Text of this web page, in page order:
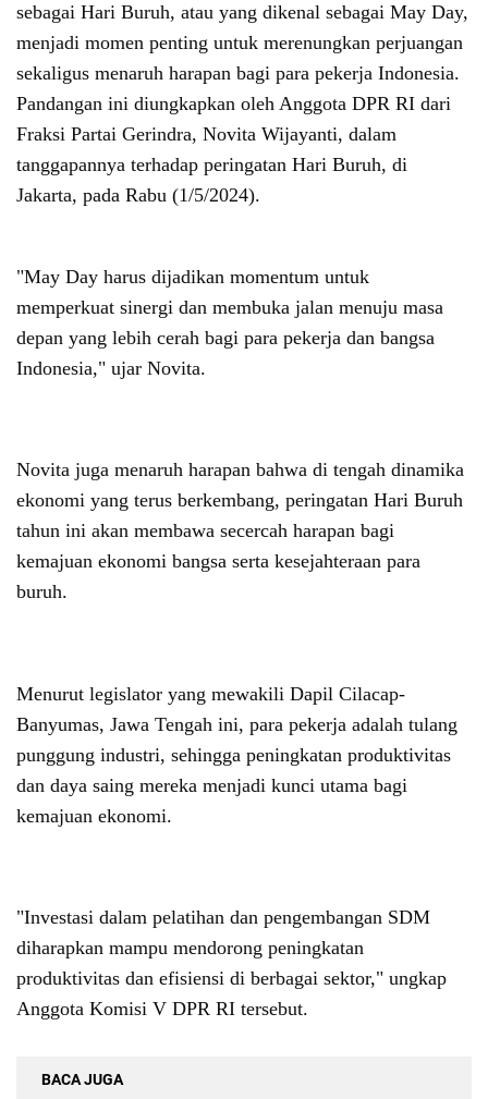
sebagai Hari Buruh, atau yang dikenal sebagai May Day,
menjadi momen penting untuk merenungkan perjuangan
sekaligus menaruh harapan bagi para pekerja Indonesia.
Pandangan ini diungkapkan oleh Anggota DPR RI dari
Fraksi Partai Gerindra, Novita Wijayanti, dalam
tanggapannya terhadap peringatan Hari Buruh, di
Jakarta, pada Rabu (1/5/2024).
"May Day harus dijadikan momentum untuk
memperkuat sinergi dan membuka jalan menuju masa
depan yang lebih cerah bagi para pekerja dan bangsa
Indonesia," ujar Novita.
Novita juga menaruh harapan bahwa di tengah dinamika
ekonomi yang terus berkembang, peringatan Hari Buruh
tahun ini akan membawa secercah harapan bagi
kemajuan ekonomi bangsa serta kesejahteraan para
buruh.
Menurut legislator yang mewakili Dapil Cilacap-
Banyumas, Jawa Tengah ini, para pekerja adalah tulang
punggung industri, sehingga peningkatan produktivitas
dan daya saing mereka menjadi kunci utama bagi
kemajuan ekonomi.
"Investasi dalam pelatihan dan pengembangan SDM
diharapkan mampu mendorong peningkatan
produktivitas dan efisiensi di berbagai sektor," ungkap
Anggota Komisi V DPR RI tersebut.
BACA JUGA